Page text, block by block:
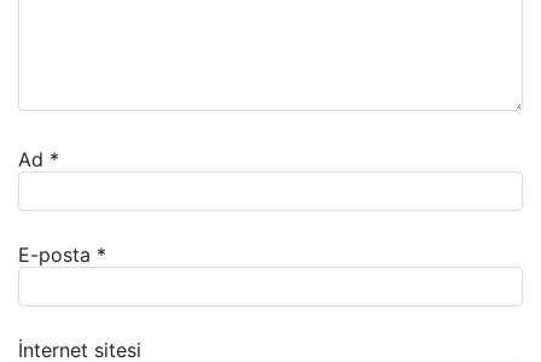
Ad *
E-posta *
İnternet sitesi